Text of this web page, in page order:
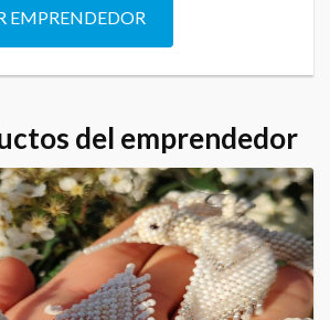
EMPRENDEDOR
del emprendedor